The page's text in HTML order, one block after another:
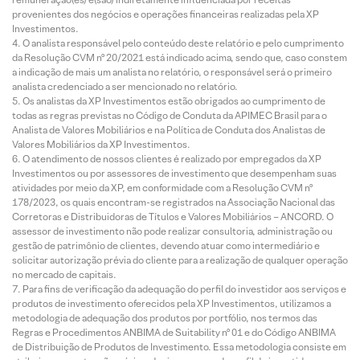
provenientes dos negócios e operações financeiras realizadas pela XP
Investimentos.
O analista responsável pelo conteúdo deste relatório e pelo cumprimento
da Resolução CVM nº 20/2021 está indicado acima, sendo que, caso constem
a indicação de mais um analista no relatório, o responsável será o primeiro
analista credenciado a ser mencionado no relatório.
Os analistas da XP Investimentos estão obrigados ao cumprimento de
todas as regras previstas no Código de Conduta da APIMEC Brasil para o
Analista de Valores Mobiliários e na Política de Conduta dos Analistas de
Valores Mobiliários da XP Investimentos.
O atendimento de nossos clientes é realizado por empregados da XP
Investimentos ou por assessores de investimento que desempenham suas
atividades por meio da XP, em conformidade com a Resolução CVM nº
178/2023, os quais encontram-se registrados na Associação Nacional das
Corretoras e Distribuidoras de Títulos e Valores Mobiliários – ANCORD. O
assessor de investimento não pode realizar consultoria, administração ou
gestão de patrimônio de clientes, devendo atuar como intermediário e
solicitar autorização prévia do cliente para a realização de qualquer operação
no mercado de capitais.
Para fins de verificação da adequação do perfil do investidor aos serviços e
produtos de investimento oferecidos pela XP Investimentos, utilizamos a
metodologia de adequação dos produtos por portfólio, nos termos das
Regras e Procedimentos ANBIMA de Suitability nº 01 e do Código ANBIMA
de Distribuição de Produtos de Investimento. Essa metodologia consiste em